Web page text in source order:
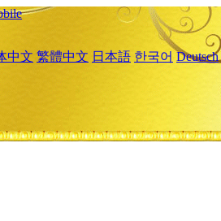
中文 繁體中文 日本語 한국어 Deutsch